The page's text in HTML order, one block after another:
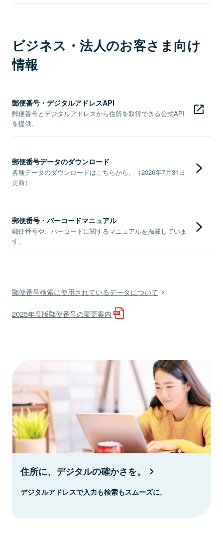
ビジネス・法人のお客さま向け
情報
郵便番号・デジタルアドレスAPI
郵便番号とデジタルアドレスから住所を取得できる公式API
を提供。
郵便番号データのダウンロード
各種データのダウンロードはこちらから。（2026年7月31日
更新）
郵便番号・バーコードマニュアル
郵便番号や、バーコードに関するマニュアルを掲載していま
す。
郵便番号検索に使用されているデータについて
2025年度版郵便番号の変更案内
住所に、デジタルの確かさを。
デジタルアドレスで入力も検索もスムーズに。